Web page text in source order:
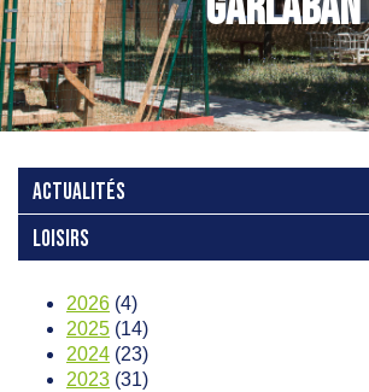
ACTUALITÉS
LOISIRS
2026 (4)
2025 (14)
2024 (23)
2023 (31)